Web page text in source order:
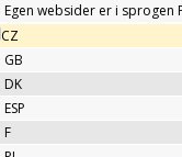
Egen websider er i sprogen
CZ
GB
DK
ESP
F